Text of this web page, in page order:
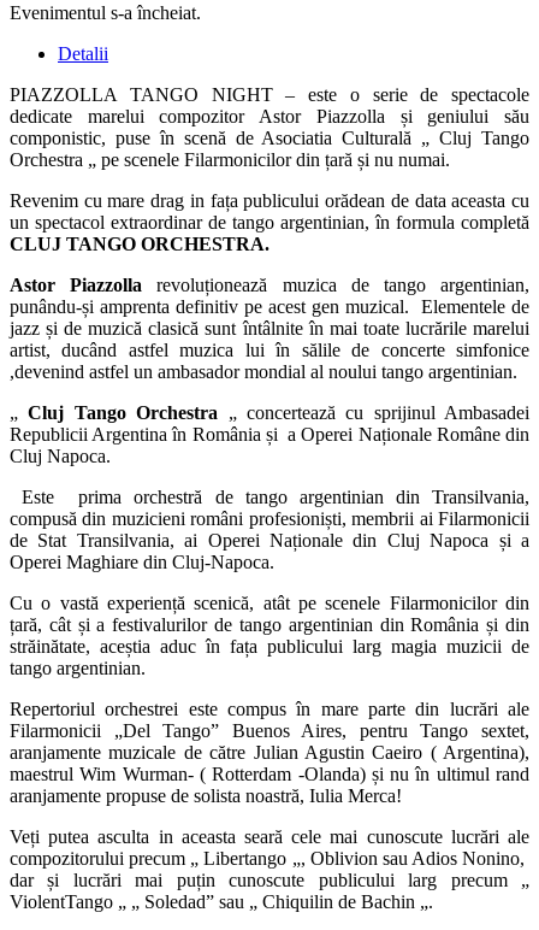
Evenimentul s-a încheiat.
Detalii
PIAZZOLLA TANGO NIGHT – este o serie de spectacole
dedicate marelui compozitor Astor Piazzolla și geniului său
componistic, puse în scenă de Asociatia Culturală „ Cluj Tango
Orchestra „ pe scenele Filarmonicilor din țară și nu numai.
Revenim cu mare drag in fața publicului orădean de data aceasta cu
un spectacol extraordinar de tango argentinian, în formula completă
CLUJ TANGO ORCHESTRA.
Astor Piazzolla revoluționează muzica de tango argentinian,
punându-și amprenta definitiv pe acest gen muzical. Elementele de
jazz și de muzică clasică sunt întâlnite în mai toate lucrările marelui
artist, ducând astfel muzica lui în sălile de concerte simfonice
,devenind astfel un ambasador mondial al noului tango argentinian.
„Cluj Tango Orchestra „ concertează cu sprijinul Ambasadei
Republicii Argentina în România și a Operei Naționale Române din
Cluj Napoca.
Este prima orchestră de tango argentinian din Transilvania,
compusă din muzicieni români profesioniști, membrii ai Filarmonicii
de Stat Transilvania, ai Operei Naționale din Cluj Napoca și a
Operei Maghiare din Cluj-Napoca.
Cu o vastă experiență scenică, atât pe scenele Filarmonicilor din
țară, cât și a festivalurilor de tango argentinian din România și din
străinătate, aceștia aduc în fața publicului larg magia muzicii de
tango argentinian.
Repertoriul orchestrei este compus în mare parte din lucrări ale
Filarmonicii „Del Tango” Buenos Aires, pentru Tango sextet,
aranjamente muzicale de către Julian Agustin Caeiro ( Argentina),
maestrul Wim Wurman- ( Rotterdam -Olanda) și nu în ultimul rand
aranjamente propuse de solista noastră, Iulia Merca!
Veți putea asculta in aceasta seară cele mai cunoscute lucrări ale
compozitorului precum „ Libertango „, Oblivion sau Adios Nonino,
dar și lucrări mai puțin cunoscute publicului larg precum „
ViolentTango „ „ Soledad” sau „ Chiquilin de Bachin „.